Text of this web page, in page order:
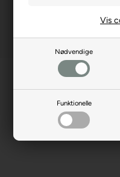
Nødvendige
Funktionelle
Vis